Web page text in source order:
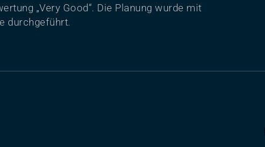
„Very Good“. Die Planung wurde mit
durchgeführt.